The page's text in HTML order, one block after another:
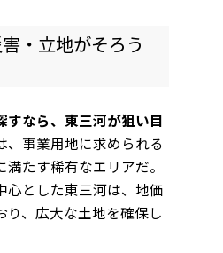
・立地がそろう
すなら、東三河が狙い目
、事業用地に求められる
たす稀有なエリアだ。
心とした東三河は、地価
り、広大な土地を確保し